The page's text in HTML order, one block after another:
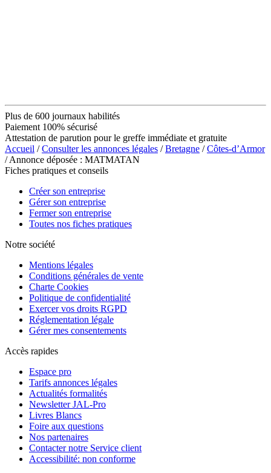
Plus de 600 journaux habilités
Paiement 100% sécurisé
Attestation de parution pour le greffe immédiate et gratuite
Accueil /Consulter les annonces légales /Bretagne /Côtes-d’Armor
/ Annonce déposée : MATMATAN
Fiches pratiques et conseils
Créer son entreprise
Gérer son entreprise
Fermer son entreprise
Toutes nos fiches pratiques
Notre société
Mentions légales
Conditions générales de vente
Charte Cookies
Politique de confidentialité
Exercer vos droits RGPD
Réglementation légale
Gérer mes consentements
Accès rapides
Espace pro
Tarifs annonces légales
Actualités formalités
Newsletter JAL-Pro
Livres Blancs
Foire aux questions
Nos partenaires
Contacter notre Service client
Accessibilité: non conforme